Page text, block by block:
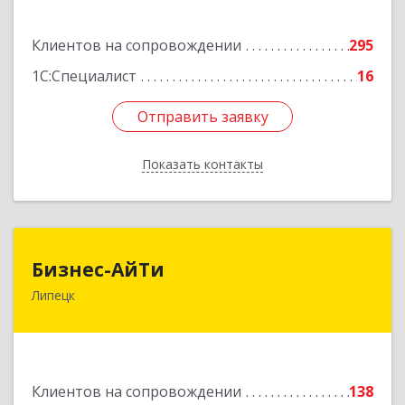
Клиентов на сопровождении
295
1С:Специалист
16
Отправить заявку
Показать контакты
Отправить заявку
Назад
Бизнес-АйТи
Липецк
Клиентов на сопровождении 138
398008, Липецкая обл, Липецк г, 50 лет НЛМК